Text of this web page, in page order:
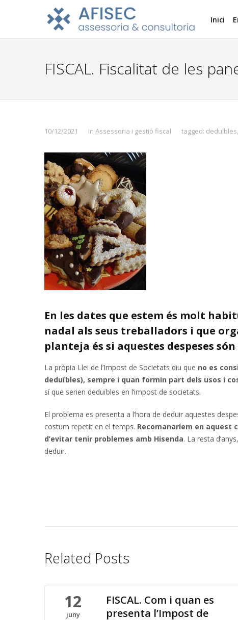
Inici
FISCAL. Fiscalitat de les
10/12/2021 in Assessoria i gestió fiscal tagged: deduïbles,
En les dates que estem és molt
nadal als seus treballadors i que
planteja és si aquestes despeses
La pròpia Llei de l’Impost de Societats diu que no es
deduïbles), sempre i quan formin part dels usos i
sí que serien deduïbles en l’impost de societats.
El problema es presenta a l’hora de deduir aquestes
costum repetit en el temps. Recomanaríem en aquest
d’evitar tenir problemes amb Hisenda. La resta
deduir.
Related Posts
12
juny
FISCAL. Com i quan es
presenta l’Impost de